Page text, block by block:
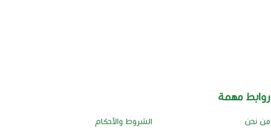
روابط مهمة
من نحن الشروط والأحكام